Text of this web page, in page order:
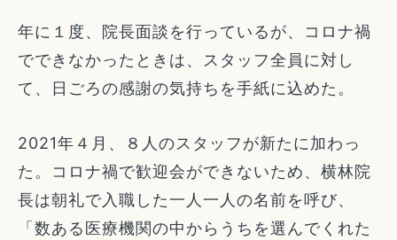
年に１度、院長面談を行っているが、コロナ禍
でできなかったときは、スタッフ全員に対し
て、日ごろの感謝の気持ちを手紙に込めた。
2021年４月、８人のスタッフが新たに加わっ
た。コロナ禍で歓迎会ができないため、横林院
長は朝礼で入職した一人一人の名前を呼び、
「数ある医療機関の中からうちを選んでくれた